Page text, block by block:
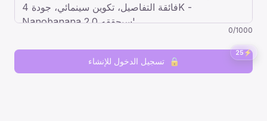
0/1000
25 ⚡
تسجيل الدخول للإنشاء 🔒